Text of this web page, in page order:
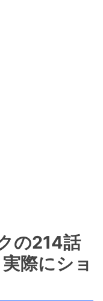
の214話
際にショ